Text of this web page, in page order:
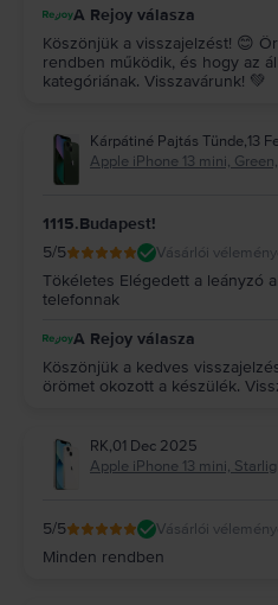
A Rejoy válasza
Köszönjük a visszajelzést! 😊
rendben működik, és hogy az
kategóriának. Visszavárunk! 💚
Kárpátiné Pajtás Tünde,13
Apple iPhone 13 mini,
1115.Budapest!
5/5 Vásárlói
Tökéletes Elégedett a leányzó
telefonnak
A Rejoy válasza
Köszönjük a kedves
örömet okozott a készülék.
RK,01 Dec 2025
Apple iPhone 13 mini,
5/5 Vásárlói
Minden rendben